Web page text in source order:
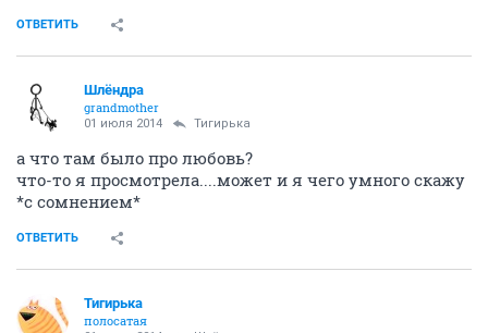
ОТВЕТИТЬ
Шлёндра
grandmother
01 июля 2014 Тигирька
а что там было про любовь?
что-то я просмотрела....может и я чего умного скажу
*с сомнением*
ОТВЕТИТЬ
Тигирька
полосатая